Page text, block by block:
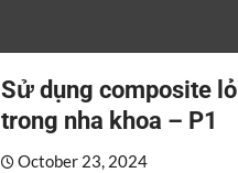
Sử dụng composite
trong nha khoa – P1
October 23, 2024